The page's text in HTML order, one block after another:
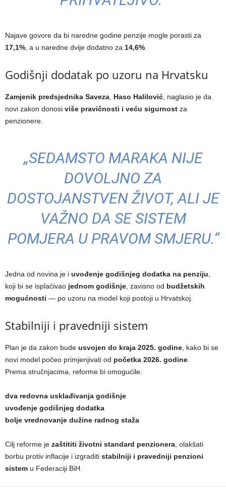
Najave govore da bi naredne godine penzije mogle porasti za
17,1%, a u naredne dvije dodatno za 14,6%.
Godišnji dodatak po uzoru na Hrvatsku
Zamjenik predsjednika Saveza, Haso Halilović, naglasio je da
novi zakon donosi više pravičnosti i veću sigurnost za
penzionere.
„SEDAMSTO MARAKA NIJE
DOVOLJNO ZA
DOSTOJANSTVEN ŽIVOT, ALI JE
VAŽNO DA SE SISTEM
POMJERA U PRAVOM SMJERU.“
Jedna od novina je i uvođenje godišnjeg dodatka na penziju,
koji bi se isplaćivao jednom godišnje, zavisno od budžetskih
mogućnosti — po uzoru na model koji postoji u Hrvatskoj.
Stabilniji i pravedniji sistem
Plan je da zakon bude usvojen do kraja 2025. godine, kako bi se
novi model počeo primjenjivati od početka 2026. godine.
Prema stručnjacima, reforme bi omogućile:
dva redovna usklađivanja godišnje
uvođenje godišnjeg dodatka
bolje vrednovanje dužine radnog staža
Cilj reforme je zaštititi životni standard penzionera, olakšati
borbu protiv inflacije i izgraditi stabilniji i pravedniji penzioni
sistem u Federaciji BiH.